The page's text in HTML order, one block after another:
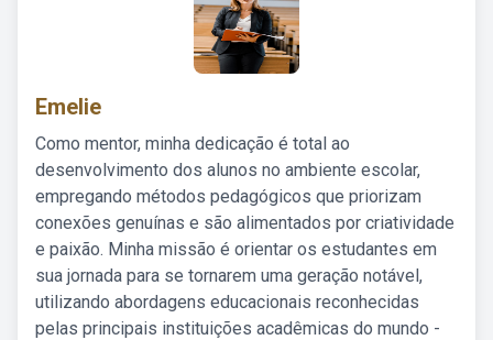
Emelie
Como mentor, minha dedicação é total ao
desenvolvimento dos alunos no ambiente escolar,
empregando métodos pedagógicos que priorizam
conexões genuínas e são alimentados por criatividade
e paixão. Minha missão é orientar os estudantes em
sua jornada para se tornarem uma geração notável,
utilizando abordagens educacionais reconhecidas
pelas principais instituições acadêmicas do mundo -